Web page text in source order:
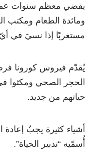
يقضي معظم سنوات
ومائدة الطعام ومكتب
مستغربًا إذا نسيَ في
يُقدّم فيروس كورونا
الحجر الصحي ومكثوا
حياتهم من جديد.
أشياء كثيرة يجبُ
أُسمّيه “تدبير الحياة”.